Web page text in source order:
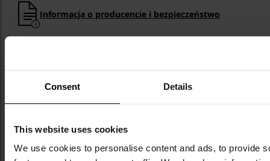
Consent Details
This website uses cookies
We use cookies to personalise content and ads, to provide
Informacja o producencie i bezpieczeństwo
marki Olight w Polsce.
Olight to renomowana marka, która od 2006